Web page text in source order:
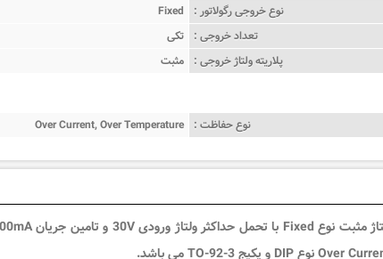
نوع خروجی رگولاتور :
Fixed
تعداد خروجی :
تکی
پلاریته ولتاژ خروجی :
مثبت
نوع حفاظت : Over Current, Over Temperature